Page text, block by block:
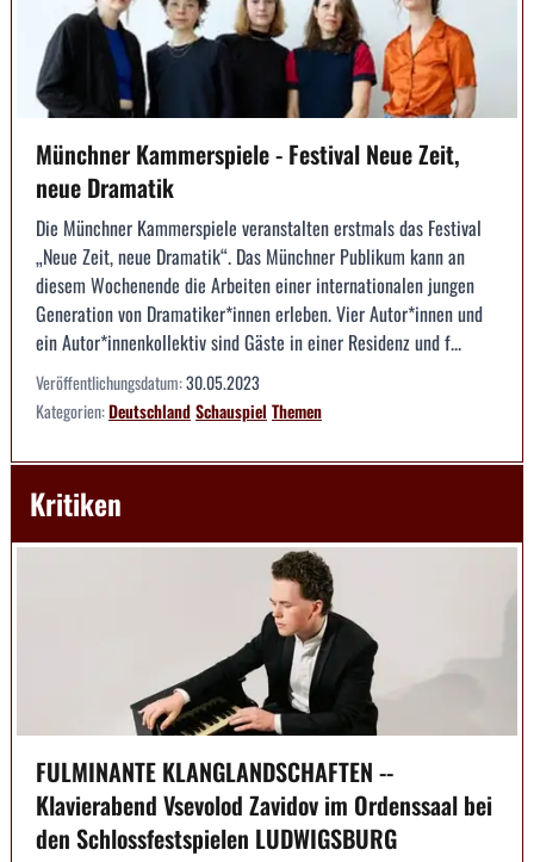
Münchner Kammerspiele - Festival Neue Zeit,
neue Dramatik
Die Münchner Kammerspiele veranstalten erstmals das Festival
„Neue Zeit, neue Dramatik“. Das Münchner Publikum kann an
diesem Wochenende die Arbeiten einer internationalen jungen
Generation von Dramatiker*innen erleben. Vier Autor*innen und
ein Autor*innenkollektiv sind Gäste in einer Residenz und f...
Veröffentlichungsdatum:30.05.2023
Kategorien:DeutschlandSchauspiel Themen
Kritiken
FULMINANTE KLANGLANDSCHAFTEN --
Klavierabend Vsevolod Zavidov im Ordenssaal bei
den Schlossfestspielen LUDWIGSBURG